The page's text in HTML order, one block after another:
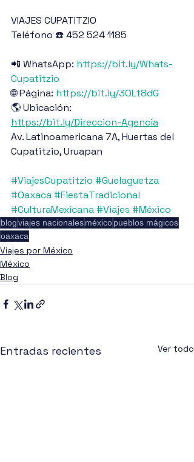
VIAJES CUPATITZIO
Teléfono ☎️ 452 524 1185
📲 WhatsApp: https://bit.ly/Whats-
Cupatitzio
🌐 Página: https://bit.ly/3OLt8dG
🌎 Ubicación:
https://bit.ly/Direccion-Agencia
Av. Latinoamericana 7A, Huertas del
Cupatitzio, Uruapan
#ViajesCupatitzio #Guelaguetza
#Oaxaca #FiestaTradicional
#CulturaMexicana #Viajes #México
blogviajes nacionalesméxicopueblos mágicos
oaxaca
Viajes por México
México
Blog
Entradas recientes Ver todo